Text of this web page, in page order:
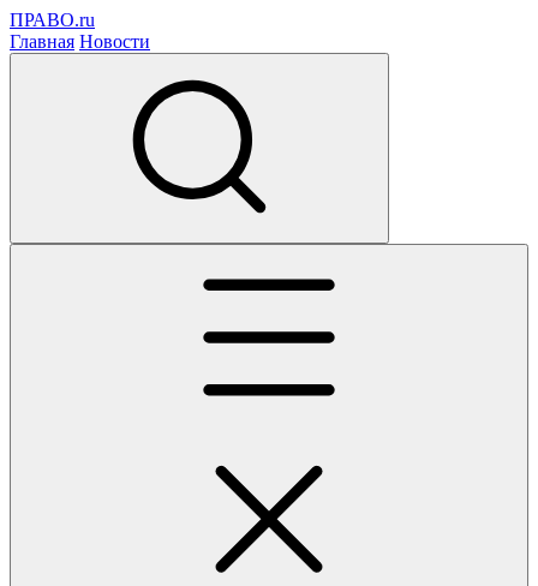
ПРАВО.ru
Главная Новости